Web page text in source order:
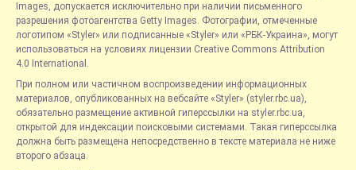
Images, допускается исключительно при наличии письменного
разрешения фотоагентства Getty Images. Фотографии, отмеченные
логотипом «Styler» или подписанные «Styler» или «РБК-Украина», могут
использоваться на условиях лицензии Creative Commons Attribution
4.0 International.
При полном или частичном воспроизведении информационных
материалов, опубликованных на вебсайте «Styler» (styler.rbc.ua),
обязательно размещение активной гиперссылки на styler.rbc.ua,
открытой для индексации поисковыми системами. Такая гиперссылка
должна быть размещена непосредственно в тексте материала не ниже
второго абзаца.